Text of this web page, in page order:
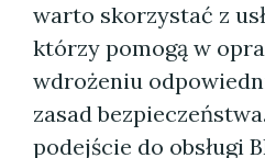
warto skorzystać z
którzy pomogą w
wdrożeniu
zasad
podejście do obsługi